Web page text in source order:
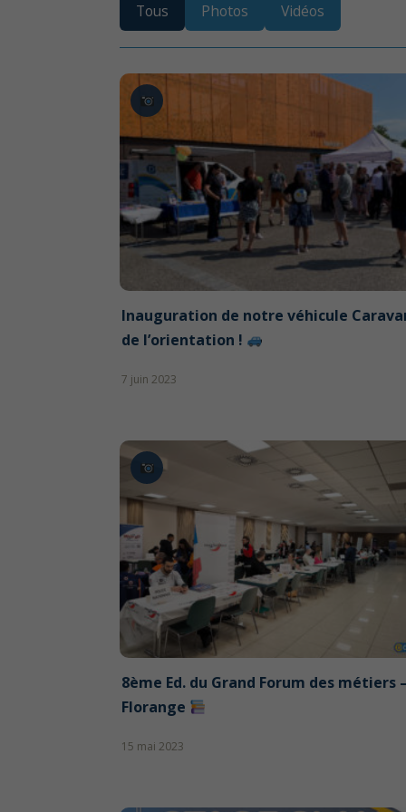
Tous Photos Vidéos
Inauguration de notre véhicule
de l’orientation !
7 juin 2023
8ème Ed. du Grand Forum des métiers –
Florange
15 mai 2023